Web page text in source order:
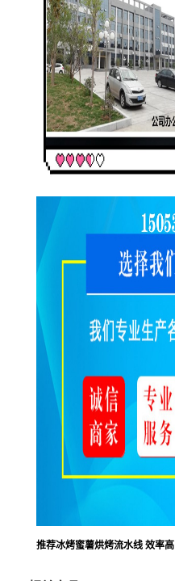
推荐冰烤蜜薯烘烤流水线 效率高